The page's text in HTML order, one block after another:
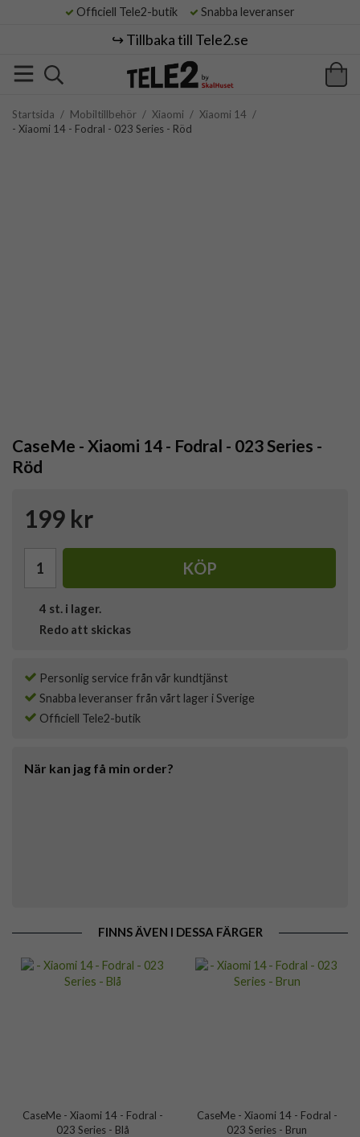
Officiell Tele2-butik Snabba leveranser
↪️ Tillbaka till Tele2.se
Startsida / Mobiltillbehör / Xiaomi / Xiaomi 14 /
- Xiaomi 14 - Fodral - 023 Series - Röd
CaseMe - Xiaomi 14 - Fodral - 023 Series -
Röd
199 kr
KÖP
4 st. i lager.
Redo att skickas
Personlig service från vår kundtjänst
Snabba leveranser från vårt lager i Sverige
Officiell Tele2-butik
När kan jag få min order?
FINNS ÄVEN I DESSA FÄRGER
CaseMe - Xiaomi 14 - Fodral -
023 Series - Blå
CaseMe - Xiaomi 14 - Fodral -
023 Series - Brun